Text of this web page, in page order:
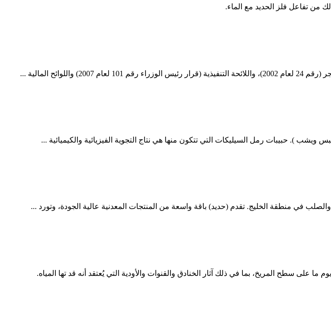
من تفاعل فلز الحديد مع الماء.
المالية ...
ويشب ). حبيبات رمل السيليكات التي تتكون منها هي نتاج التجوية الفيزيائية والكيميائية ...
في منطقة الخليج. تقدم (حديد) باقة واسعة من المنتجات المعدنية عالية الجودة، وتورد ...
على سطح المريخ، بما في ذلك آثار الخنادق والقنوات والأودية التي يُعتقد أنه قد تها المياه.